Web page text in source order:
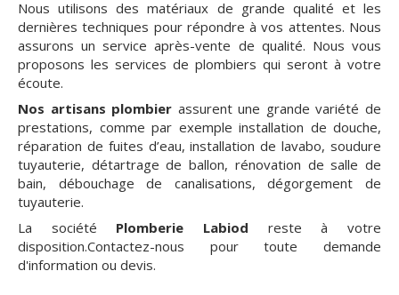
Nous utilisons des matériaux de grande qualité et les
dernières techniques pour répondre à vos attentes. Nous
assurons un service après-vente de qualité. Nous vous
proposons les services de plombiers qui seront à votre
écoute.
Nos artisans plombier assurent une grande variété de
prestations, comme par exemple installation de douche,
réparation de fuites d’eau, installation de lavabo, soudure
tuyauterie, détartrage de ballon, rénovation de salle de
bain, débouchage de canalisations, dégorgement de
tuyauterie.
La société Plomberie Labiod reste à votre
disposition.Contactez-nous pour toute demande
d'information ou devis.